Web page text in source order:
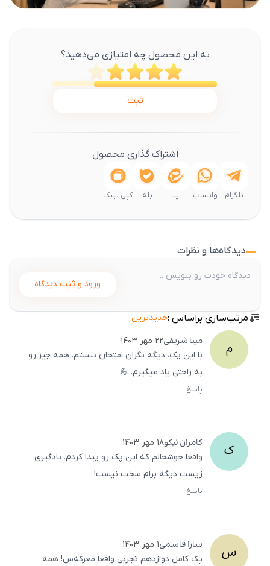
به این محصول چه امتیازی می‌دهید؟
ثبت
اشتراک گذاری محصول
تلگرام واتساپ ایتا بله کپی لینک
دیدگاه‌ها و نظرات
ورود و ثبت دیدگاه
مرتب‌سازی براساس :جدیدترین
م میناشریفی۲۲ مهر ۱۴۰۳
با این پک، دیگه نگران امتحان نیستم. همه چیز رو
به راحتی یاد میگیرم. 💪
پاسخ
ک کامراننیکو۱۸ مهر ۱۴۰۳
واقعا خوشحالم که این پک رو پیدا کردم. یادگیری
زیست دیگه برام سخت نیست!
پاسخ
س ساراقاسمی۱ مهر ۱۴۰۳
پک کامل دوازدهم تجربی واقعا معرکه‌س! همه